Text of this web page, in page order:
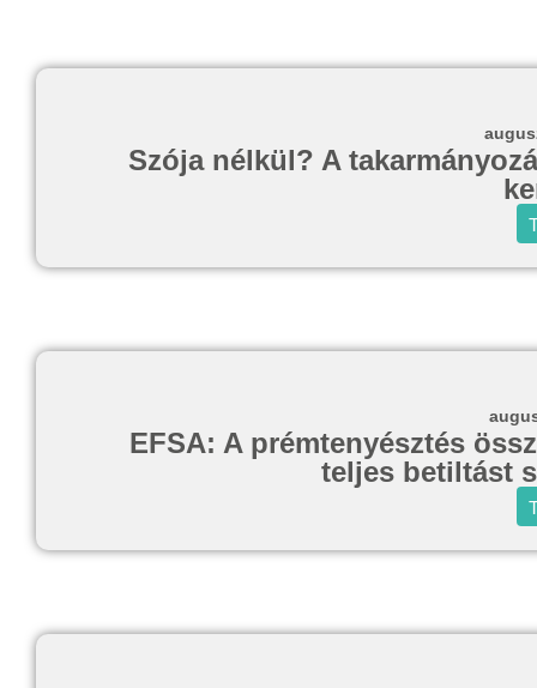
Szója nélkül? A
EFSA: A prémtenyésztés
teljes betiltást